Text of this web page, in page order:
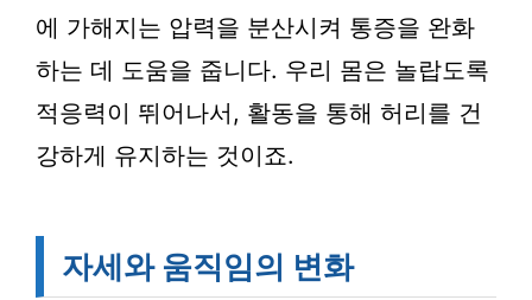
에 가해지는 압력을 분산시켜 통증을 완화
하는 데 도움을 줍니다. 우리 몸은 놀랍도록
적응력이 뛰어나서, 활동을 통해 허리를 건
강하게 유지하는 것이죠.
자세와 움직임의 변화